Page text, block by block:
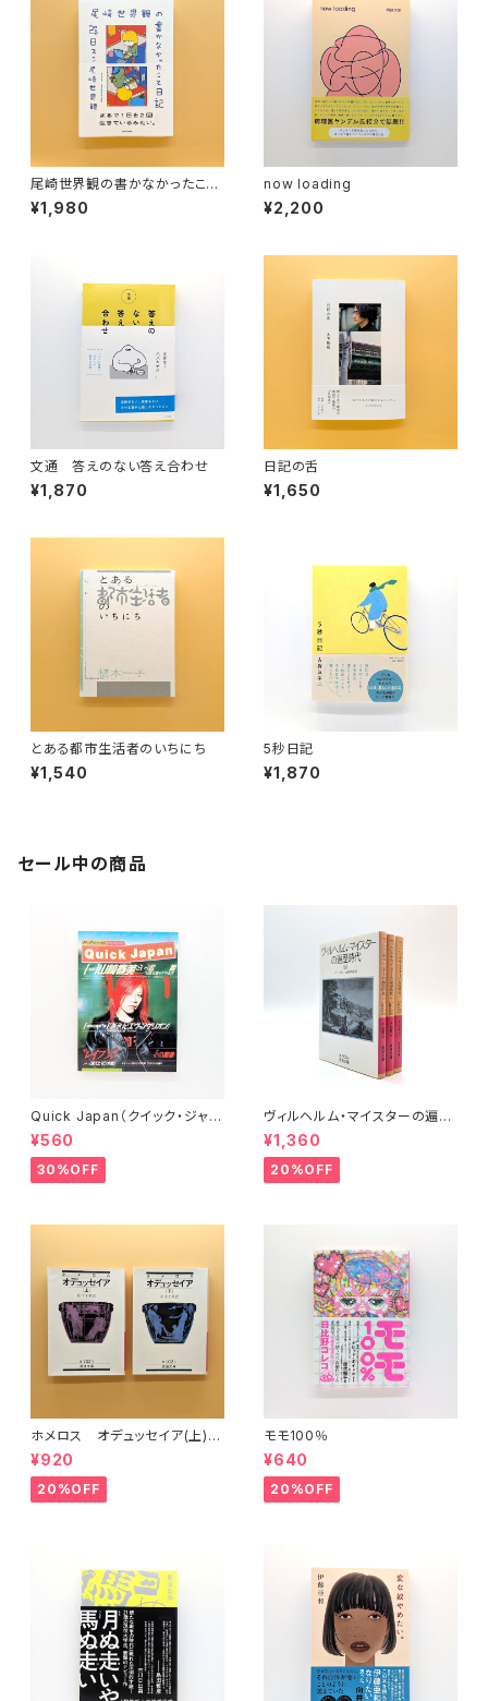
尾崎世界観の書かなかったこと
日記
¥1,980
now loading
¥2,200
文通 答えのない答え合わせ
¥1,870
日記の舌
¥1,650
とある都市生活者のいちにち
¥1,540
5秒日記
¥1,870
セール中の商品
Quick Japan（クイック・ジャパ
ン）Vol.11
¥560
30%OFF
ヴィルヘルム・マイスターの遍歴
時代 (上)(中)(下)（岩波文庫）
¥1,360
20%OFF
ホメロス オデュッセイア(上)
(下) （岩波文庫）
¥920
20%OFF
モモ100％
¥640
20%OFF